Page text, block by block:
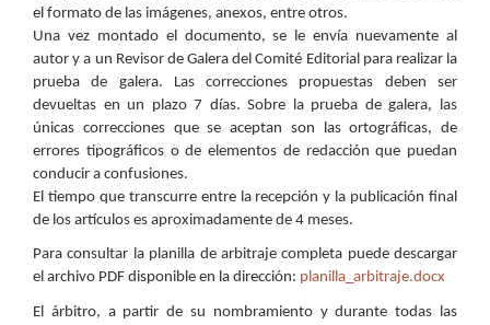
el formato de las imágenes, anexos, entre otros.
Una vez montado el documento, se le envía nuevamente al
autor y a un Revisor de Galera del Comité Editorial para realizar la
prueba de galera. Las correcciones propuestas deben ser
devueltas en un plazo 7 días. Sobre la prueba de galera, las
únicas correcciones que se aceptan son las ortográficas, de
errores tipográficos o de elementos de redacción que puedan
conducir a confusiones.
El tiempo que transcurre entre la recepción y la publicación final
de los artículos es aproximadamente de 4 meses.
Para consultar la planilla de arbitraje completa puede descargar
el archivo PDF disponible en la dirección: planilla_arbitraje.docx
El árbitro, a partir de su nombramiento y durante todas las